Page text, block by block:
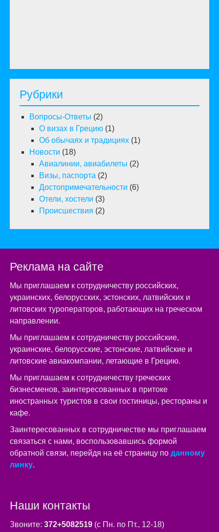
Рубрики
Вопросы-Ответы (2)
О визах в Грецию (1)
Об обычаях и традициях (1)
Новости (18)
Авиалинии, авиабилеты (2)
Визы, паспорта (2)
Достопримечательности (6)
Отели, хостели (3)
Происшествия (2)
Реклама на сайте
Мы приглашаем к сотрудничеству российских,
украинских, белорусских, эстонских, латвийских и
литовских туроператоров, работающих на греческом
направлении.
Мы приглашаем к сотрудничеству российские,
украинские, белорусские, эстонские, латвийские и
литовские авиакомпании, летающие в Грецию.
Мы приглашаем к сотрудничеству греческих
бизнесменов, заинтересованных в притоке
иностранных туристов в свои гостиницы, рестораны и
кафе.
Заинтересованных в сотрудничестве мы приглашаем
связаться с нами, воспользовавшись формой
обратной связи, перейдя на её страницу по данному
линку.
Наши контакты
Звоните: 372+5082519 (с Пн. по Пт., 12-18)